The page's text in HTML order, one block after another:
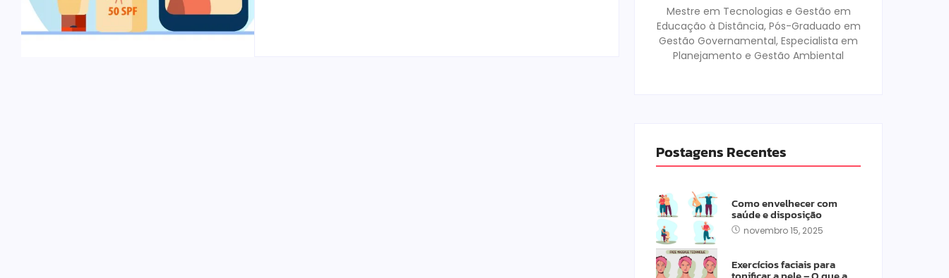
Mestre em Tecnologias e Gestão em
Educação à Distância, Pós-Graduado em
Gestão Governamental, Especialista em
Planejamento e Gestão Ambiental
Postagens Recentes
Como envelhecer com
saúde e disposição
novembro 15, 2025
Exercícios faciais para